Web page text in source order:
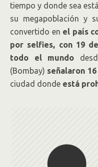
tiempo y donde sea
su megapoblación y
convertido en el país
por selfies, con 19
todo el mundo
(Bombay) señalaron
ciudad donde está